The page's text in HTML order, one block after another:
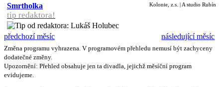
Smrtholka
tip redaktora!
Kolonie, z.s. | A studio Rubín
předchozí měsíc následující měsíc
Změna programu vyhrazena. V programovém přehledu nemusí být zachyceny
dodatečné změny.
Upozornění: Přehled obsahuje jen ta divadla, jejichž měsíční program
evidujeme.